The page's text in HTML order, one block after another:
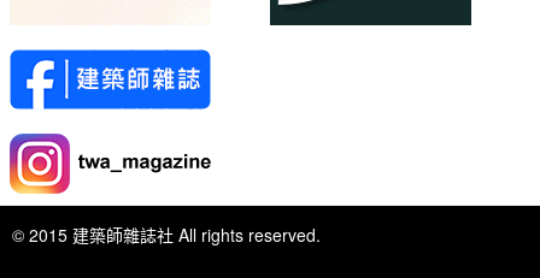
© 2015 建築師雜誌社 All rights reserved.